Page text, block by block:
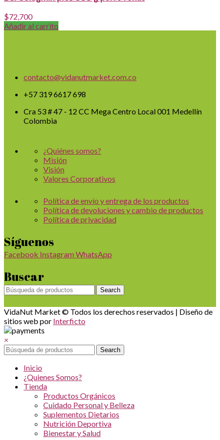
$72,700
Añadir al carrito
contacto@vidanutmarket.com.co
+57 319 6617 698
Cra 53 # 47 - 12 CC Mega Centro Local 001 Medellín
Colombia
¿Quiénes somos?
Misión
Visión
Valores Corporativos
Política de envío y entrega de los productos
Política de devoluciones y cambio de productos
Política de privacidad
Síguenos
Facebook Instagram WhatsApp
Buscar
Search
VidaNut Market © Todos los derechos reservados | Diseño de
sitios web por Interficto
×
Search
Inicio
¿Quienes Somos?
Tienda
Productos Orgánicos
Cuidado Personal y Belleza
Suplementos Dietarios
Nutrición Deportiva
Bienestar y Salud